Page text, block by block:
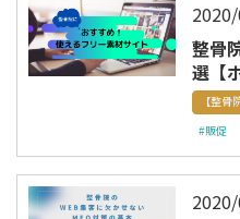
整骨
選【
る！
【整
#販促